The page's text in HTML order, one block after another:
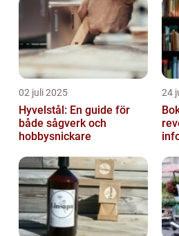
02 juli 2025
Hyvelstål: En guide för
både sågverk och
hobbysnickare
24